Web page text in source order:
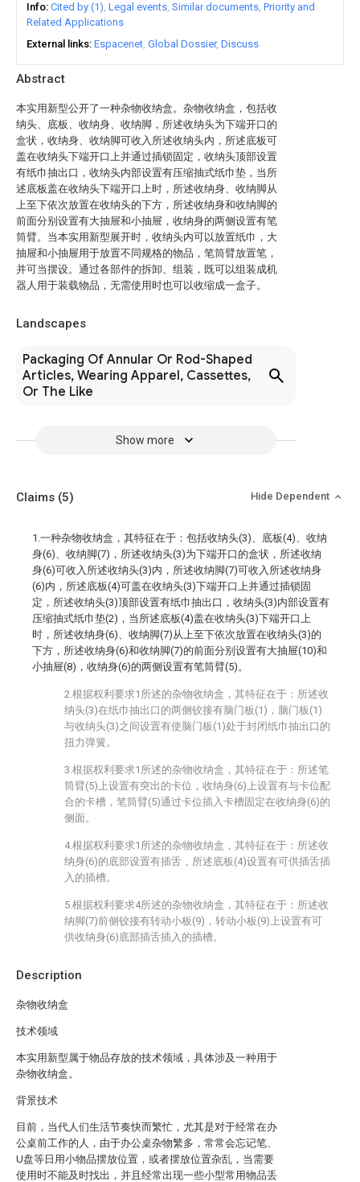
Abstract
本实用新型公开了一种杂物收纳盒。杂物收纳盒，包括收
纳头、底板、收纳身、收纳脚，所述收纳头为下端开口的
盒状，收纳身、收纳脚可收入所述收纳头内，所述底板可
盖在收纳头下端开口上并通过插锁固定，收纳头顶部设置
有纸巾抽出口，收纳头内部设置有压缩抽式纸巾垫，当所
述底板盖在收纳头下端开口上时，所述收纳身、收纳脚从
上至下依次放置在收纳头的下方，所述收纳身和收纳脚的
前面分别设置有大抽屉和小抽屉，收纳身的两侧设置有笔
筒臂。当本实用新型展开时，收纳头内可以放置纸巾，大
抽屉和小抽屉用于放置不同规格的物品，笔筒臂放置笔，
并可当摆设。通过各部件的拆卸、组装，既可以组装成机
器人用于装载物品，无需使用时也可以收缩成一盒子。
Landscapes
Packaging Of Annular Or Rod-Shaped
Articles, Wearing Apparel, Cassettes,
Or The Like
Show more
Info Cited by (1) Legal events Similar documents Priority and
Related Applications
External links Espacenet Global Dossier Discuss
Description
杂物收纳盒
技术领域
本实用新型属于物品存放的技术领域，具体涉及一种用于
杂物收纳盒。
背景技术
目前，当代人们生活节奏快而繁忙，尤其是对于经常在办
公桌前工作的人，由于办公桌杂物繁多，常常会忘记笔、
U盘等日用小物品摆放位置，或者摆放位置杂乱，当需要
使用时不能及时找出，并且经常出现一些小型常用物品丢
Claims (5) Hide Dependent
1.一种杂物收纳盒，其特征在于：包括收纳头(3)、底板(4)、收纳
身(6)、收纳脚(7)，所述收纳头(3)为下端开口的盒状，所述收纳
身(6)可收入所述收纳头(3)内，所述收纳脚(7)可收入所述收纳身
(6)内，所述底板(4)可盖在收纳头(3)下端开口上并通过插锁固
定，所述收纳头(3)顶部设置有纸巾抽出口，收纳头(3)内部设置有
压缩抽式纸巾垫(2)，当所述底板(4)盖在收纳头(3)下端开口上
时，所述收纳身(6)、收纳脚(7)从上至下依次放置在收纳头(3)的
下方，所述收纳身(6)和收纳脚(7)的前面分别设置有大抽屉(10)和
小抽屉(8)，收纳身(6)的两侧设置有笔筒臂(5)。
2.根据权利要求1所述的杂物收纳盒，其特征在于：所述收
纳头(3)在纸巾抽出口的两侧铰接有脑门板(1)，脑门板(1)
与收纳头(3)之间设置有使脑门板(1)处于封闭纸巾抽出口的
扭力弹簧。
3.根据权利要求1所述的杂物收纳盒，其特征在于：所述笔
筒臂(5)上设置有突出的卡位，收纳身(6)上设置有与卡位配
合的卡槽，笔筒臂(5)通过卡位插入卡槽固定在收纳身(6)的
侧面。
4.根据权利要求1所述的杂物收纳盒，其特征在于：所述收
纳身(6)的底部设置有插舌，所述底板(4)设置有可供插舌插
入的插槽。
5.根据权利要求4所述的杂物收纳盒，其特征在于：所述收
纳脚(7)前侧铰接有转动小板(9)，转动小板(9)上设置有可
供收纳身(6)底部插舌插入的插槽。